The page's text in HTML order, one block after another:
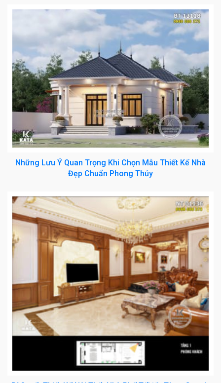
Những Lưu Ý Quan Trọng Khi Chọn Mẫu Thiết Kế Nhà
Đẹp Chuẩn Phong Thủy